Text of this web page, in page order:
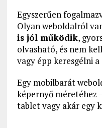
Egyszerűen
Olyan weboldalról
is jól működik,
olvasható, és nem
vagy épp keresgélni
Egy mobilbarát
képernyő méretéhez
tablet vagy akár egy